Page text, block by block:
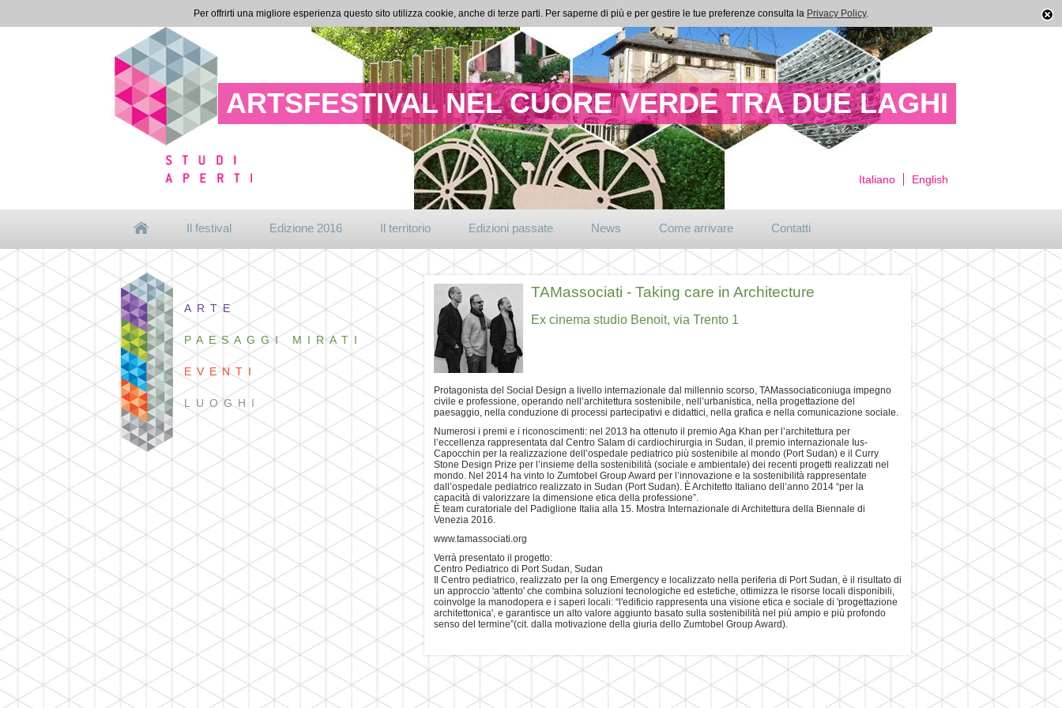
Italiano English
ARTSFESTIVAL NEL CUORE VERDE TRA DUE LAGHI
Il festival Edizione 2016 Il territorio Edizioni passate News Come arrivare Contatti
ARTE
PAESAGGI MIRATI
EVENTI
LUOGHI
TAMassociati - Taking care in Architecture
Ex cinema studio Benoit, via Trento 1
Protagonista del Social Design a livello internazionale dal millennio scorso, TAMassociaticoniuga impegno
civile e professione, operando nell’architettura sostenibile, nell’urbanistica, nella progettazione del
paesaggio, nella conduzione di processi partecipativi e didattici, nella grafica e nella comunicazione sociale.
Numerosi i premi e i riconoscimenti: nel 2013 ha ottenuto il premio Aga Khan per l’architettura per
l’eccellenza rappresentata dal Centro Salam di cardiochirurgia in Sudan, il premio internazionale Ius-
Capocchin per la realizzazione dell’ospedale pediatrico più sostenibile al mondo (Port Sudan) e il Curry
Stone Design Prize per l’insieme della sostenibilità (sociale e ambientale) dei recenti progetti realizzati nel
mondo. Nel 2014 ha vinto lo Zumtobel Group Award per l’innovazione e la sostenibilità rappresentate
dall’ospedale pediatrico realizzato in Sudan (Port Sudan). È Architetto Italiano dell’anno 2014 “per la
capacità di valorizzare la dimensione etica della professione”.
È team curatoriale del Padiglione Italia alla 15. Mostra Internazionale di Architettura della Biennale di
Venezia 2016.
www.tamassociati.org
Verrà presentato il progetto:
Centro Pediatrico di Port Sudan, Sudan
Il Centro pediatrico, realizzato per la ong Emergency e localizzato nella periferia di Port Sudan, è il risultato di
un approccio 'attento' che combina soluzioni tecnologiche ed estetiche, ottimizza le risorse locali disponibili,
coinvolge la manodopera e i saperi locali: “l'edificio rappresenta una visione etica e sociale di 'progettazione
architettonica', e garantisce un alto valore aggiunto basato sulla sostenibilità nel più ampio e più profondo
senso del termine”(cit. dalla motivazione della giuria dello Zumtobel Group Award).
Per offrirti una migliore esperienza questo sito utilizza cookie, anche di terze parti. Per saperne di più e per gestire le tue preferenze consulta la Privacy Policy.